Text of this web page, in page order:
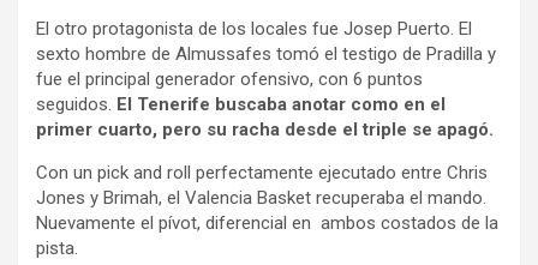
El otro protagonista de los locales fue Josep Puerto. El
sexto hombre de Almussafes tomó el testigo de Pradilla y
fue el principal generador ofensivo, con 6 puntos
seguidos. El Tenerife buscaba anotar como en el
primer cuarto, pero su racha desde el triple se apagó.
Con un pick and roll perfectamente ejecutado entre Chris
Jones y Brimah, el Valencia Basket recuperaba el mando.
Nuevamente el pívot, diferencial en ambos costados de la
pista.